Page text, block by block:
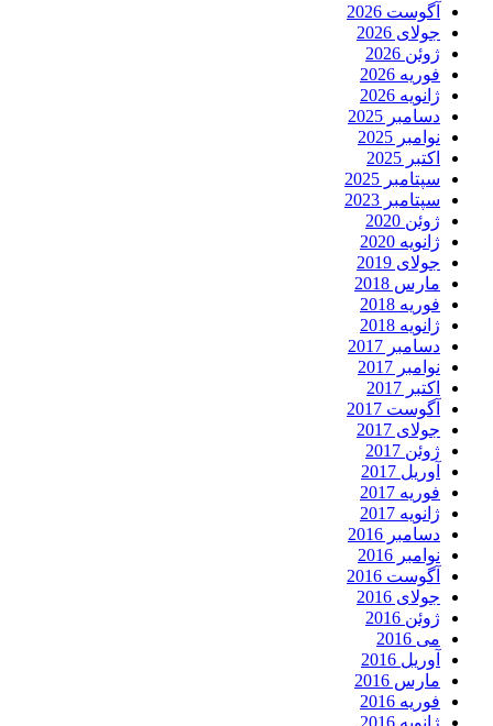
آگوست 2026
جولای 2026
ژوئن 2026
فوریه 2026
ژانویه 2026
دسامبر 2025
نوامبر 2025
اکتبر 2025
سپتامبر 2025
سپتامبر 2023
ژوئن 2020
ژانویه 2020
جولای 2019
مارس 2018
فوریه 2018
ژانویه 2018
دسامبر 2017
نوامبر 2017
اکتبر 2017
آگوست 2017
جولای 2017
ژوئن 2017
آوریل 2017
فوریه 2017
ژانویه 2017
دسامبر 2016
نوامبر 2016
آگوست 2016
جولای 2016
ژوئن 2016
می 2016
آوریل 2016
مارس 2016
فوریه 2016
ژانویه 2016